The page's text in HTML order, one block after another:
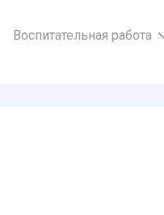
Воспитательная работа